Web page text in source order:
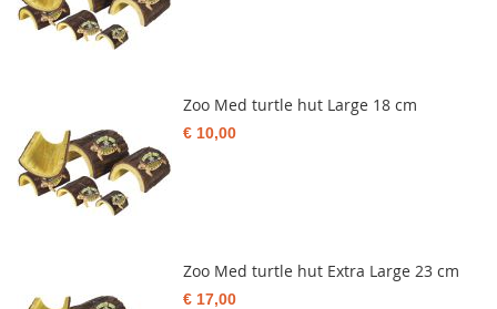
Zoo Med turtle hut Large 18 cm
€ 10,00
Zoo Med turtle hut Extra Large 23 cm
€ 17,00